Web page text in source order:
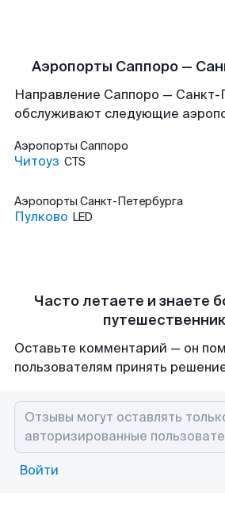
Аэропорты Саппоро —
Направление Саппоро — Санкт-
обслуживают следующие
Аэропорты Саппоро
Читоуз CTS
Аэропорты Санкт-Петербурга
Пулково LED
Часто летаете и знаете
Оставьте комментарий — он
пользователям принять
Войти